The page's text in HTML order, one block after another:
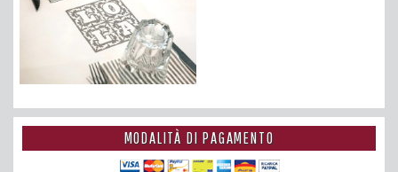
MODALITÀ DI PAGAMENTO